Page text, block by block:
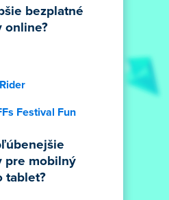
bezplatné
online?
Festival Fun
pre mobilný
tablet?